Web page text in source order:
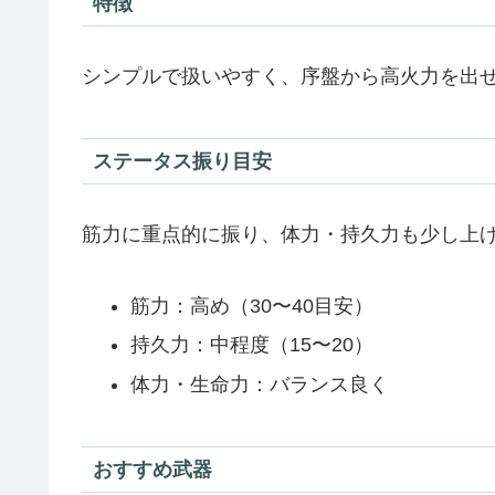
シンプルで扱いやすく、序盤から高火力を出せ
ステータス振り目安
筋力に重点的に振り、体力・持久力も少し上げ
筋力：高め（30〜40目安）
持久力：中程度（15〜20）
体力・生命力：バランス良く
おすすめ武器